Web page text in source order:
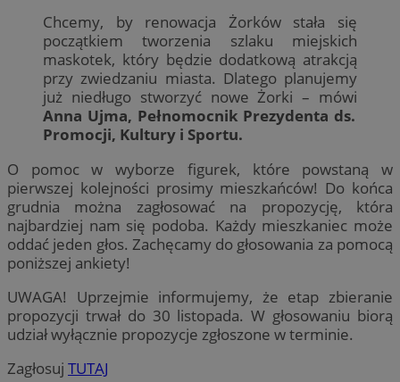
Chcemy, by renowacja Żorków stała się
początkiem tworzenia szlaku miejskich
maskotek, który będzie dodatkową atrakcją
przy zwiedzaniu miasta. Dlatego planujemy
już niedługo stworzyć nowe Żorki – mówi
Anna Ujma, Pełnomocnik Prezydenta ds.
Promocji, Kultury i Sportu.
O pomoc w wyborze figurek, które powstaną w
pierwszej kolejności prosimy mieszkańców! Do końca
grudnia można zagłosować na propozycję, która
najbardziej nam się podoba. Każdy mieszkaniec może
oddać jeden głos. Zachęcamy do głosowania za pomocą
poniższej ankiety!
UWAGA! Uprzejmie informujemy, że etap zbieranie
propozycji trwał do 30 listopada. W głosowaniu biorą
udział wyłącznie propozycje zgłoszone w terminie.
Zagłosuj TUTAJ